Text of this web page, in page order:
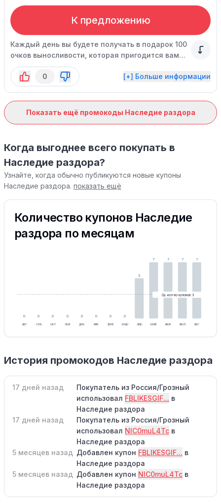
К предложению
Каждый день вы будете получать в подарок 100
очков выносливости, которая пригодится вам
для добычи опыта и ресурсов!
0
[+] Больше информации
Показать ещё промокоды Наследие раздора
Когда выгоднее всего покупать в
Наследие раздора?
Узнайте, когда обычно публикуются новые купоны
Наследие раздора. показать ещё
Количество купонов Наследие
раздора по месяцам
0
авг
0
сен
0
окт
0
ноя
0
дек
0
янв
0
фев
0
мар
5
апр
7
май
7
июн
7
июл
7
авг
Ср. кол-во купонов: 3
История промокодов Наследие раздора
17 дней назад
Покупатель из Россия/Грозный
использовал FBLIKESGIF... в
Наследие раздора
17 дней назад
Покупатель из Россия/Грозный
использовал NlC0muL4Tc в
Наследие раздора
5 месяцев назад Добавлен купон FBLIKESGIF... в
Наследие раздора
5 месяцев назад Добавлен купон NlC0muL4Tc в
Наследие раздора